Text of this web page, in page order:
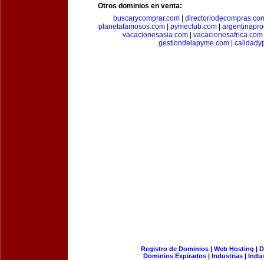
Otros dominios en venta:
buscarycomprar.com|
planetafamosos.com| pymeclub.com|
vacacionesasia.com
vacacionesafrica.com
gestiondelapyme.com|
Registro de Dominios| Web Hosting |
Dominios Expirados | Industrias |